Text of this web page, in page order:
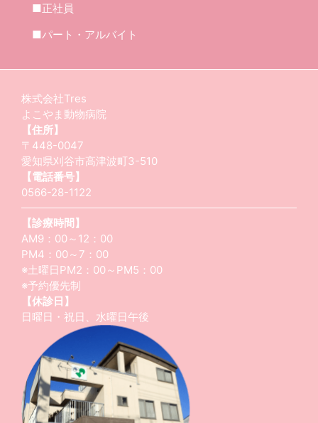
■正社員
■パート・アルバイト
株式会社Tres
よこやま動物病院
【住所】
〒448-0047
愛知県刈谷市高津波町3-510
【電話番号】
0566-28-1122
【診療時間】
AM9：00～12：00
PM4：00～7：00
※土曜日PM2：00～PM5：00
※予約優先制
【休診日】
日曜日・祝日、水曜日午後